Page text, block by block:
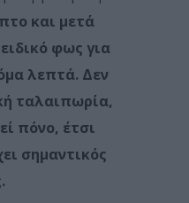
και μετά
φως για
λεπτά. Δεν
ταλαιπωρία,
πόνο, έτσι
σημαντικός